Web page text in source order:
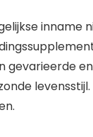
inname
gevarieerde